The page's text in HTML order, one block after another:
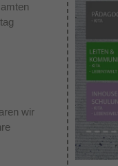
wir
um Ihre Cookie-
zu speichern.